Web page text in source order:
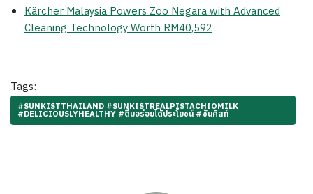
Kärcher Malaysia Powers Zoo Negara with Advanced
Cleaning Technology Worth RM40,592
Tags:
#SUNKISTTHAILAND #SUNKISTREALPISTACHIOMILK
#DELICIOUSLYHEALTHY #ดื่มอร่อยได้ประโยชน์ #ซันคิสท์